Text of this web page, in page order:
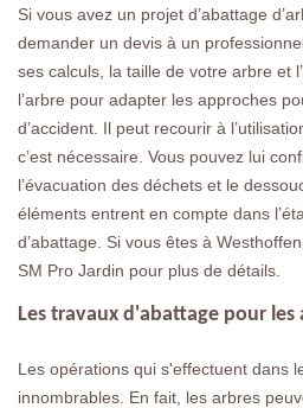
Si vous avez un projet d’abattage
demander un devis à un
ses calculs, la taille de votre arbre et
l’arbre pour adapter les approches
d’accident. Il peut recourir à
c’est nécessaire. Vous pouvez lui
l’évacuation des déchets et le
éléments entrent en compte dans
d’abattage. Si vous êtes à
SM Pro Jardin pour plus de détails.
Les travaux d'abattage pour les
Les opérations qui s'effectuent dans
innombrables. En fait, les arbres